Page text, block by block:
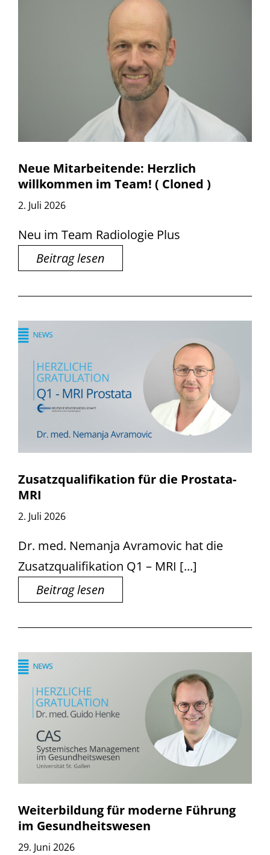
Neue Mitarbeitende: Herzlich
willkommen im Team! ( Cloned )
2. Juli 2026
Neu im Team Radiologie Plus
Beitrag lesen
Zusatzqualifikation für die Prostata-
MRI
2. Juli 2026
Dr. med. Nemanja Avramovic hat die
Zusatzqualifikation Q1 – MRI [...]
Beitrag lesen
Weiterbildung für moderne Führung
im Gesundheitswesen
29. Juni 2026